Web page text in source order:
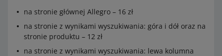
na stronie głównej Allegro – 16 zł
na stronie z wynikami wyszukiwania: góra i dół oraz na
stronie produktu – 12 zł
na stronie z wynikami wyszukiwania: lewa kolumna